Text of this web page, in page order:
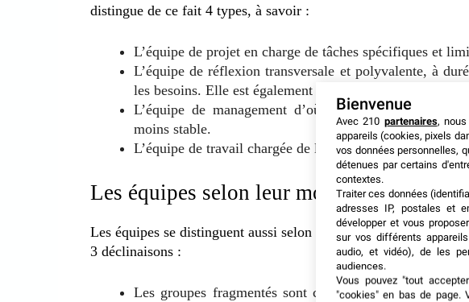
distingue de ce fait 4 types, à savoir :
L’équipe de projet en charge de tâches spécifiques et
L’équipe de réflexion transversale et polyvalente, à
les besoins. Elle est également assignée à des tâches
L’équipe de management d’où proviennent les
moins stable.
L’équipe de travail chargée de la production. Elle est
Les équipes selon leur mode de
Les équipes se distinguent aussi selon leur consistance et leur
3 déclinaisons :
Les groupes fragmentés sont celles qui ne présentent
Bienvenue
Avec 210 partenaires,
appareils (cookies, pixels
vos données personnelles,
détenues par certains
contextes.
Traiter ces données
adresses IP, postales et
développer et vous
sur vos différents
audio, et vidéo), de les
audiences.
Vous pouvez "tout
"cookies" en bas de page.